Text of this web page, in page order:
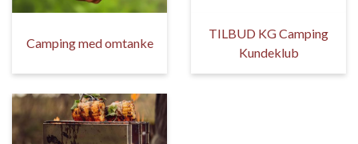
Camping med omtanke
TILBUD KG Camping
Kundeklub